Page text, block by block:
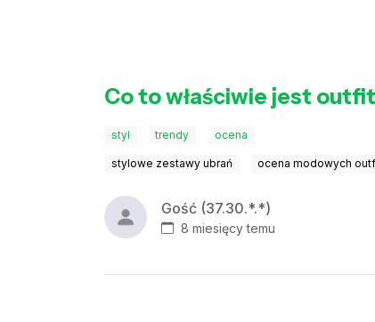
Co to właściwie jest
styl trendy ocena
stylowe zestawy ubrań ocena modowych
Gość (37.30.*.*)
8 miesięcy temu